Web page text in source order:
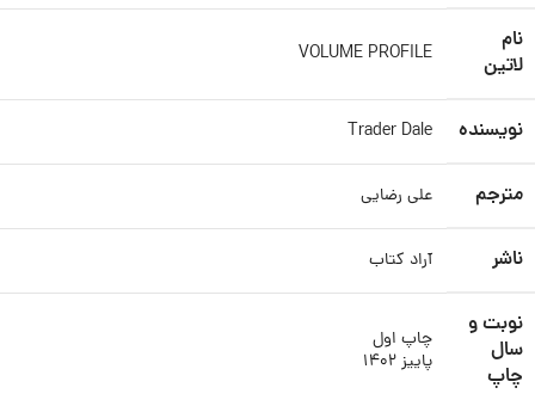
نام
لاتین
VOLUME PROFILE
نویسنده Trader Dale
مترجم علی رضایی
ناشر آراد کتاب
نوبت و
سال
چاپ
چاپ اول
پاییز ۱۴۰۲